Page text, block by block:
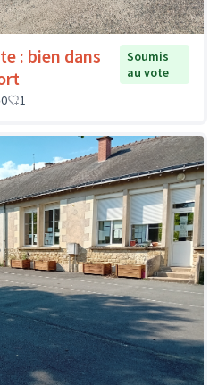
: bien dans
Soumis
au vote
0 1